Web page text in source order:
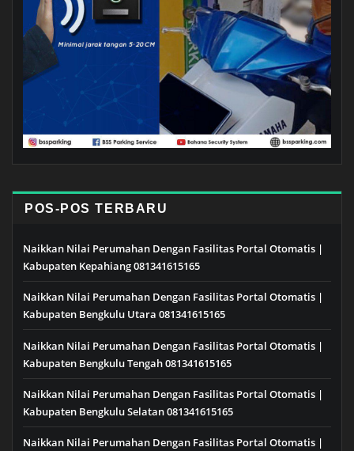
POS-POS TERBARU
Naikkan Nilai Perumahan Dengan Fasilitas Portal Otomatis |
Kabupaten Kepahiang 081341615165
Naikkan Nilai Perumahan Dengan Fasilitas Portal Otomatis |
Kabupaten Bengkulu Utara 081341615165
Naikkan Nilai Perumahan Dengan Fasilitas Portal Otomatis |
Kabupaten Bengkulu Tengah 081341615165
Naikkan Nilai Perumahan Dengan Fasilitas Portal Otomatis |
Kabupaten Bengkulu Selatan 081341615165
Naikkan Nilai Perumahan Dengan Fasilitas Portal Otomatis |